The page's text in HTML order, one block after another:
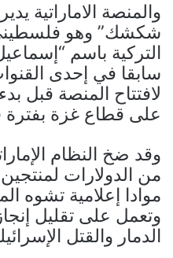
والمنصة الاماراتية
شكشك” وهو
التركية باسم
سابقا في إحدى
لافتتاح المنصة قبل
على قطاع غزة
وقد ضخ النظام
من الدولارات
موادا إعلامية تشوه
وتعمل على تقليل
الدمار والقتل